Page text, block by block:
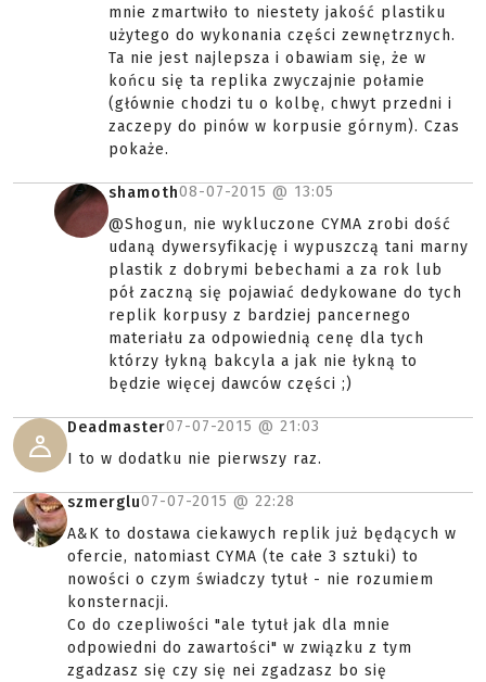
mnie zmartwiło to niestety jakość plastiku
użytego do wykonania części zewnętrznych.
Ta nie jest najlepsza i obawiam się, że w
końcu się ta replika zwyczajnie połamie
(głównie chodzi tu o kolbę, chwyt przedni i
zaczepy do pinów w korpusie górnym). Czas
pokaże.
shamoth08-07-2015 @ 13:05
@Shogun, nie wykluczone CYMA zrobi dość
udaną dywersyfikację i wypuszczą tani marny
plastik z dobrymi bebechami a za rok lub
pół zaczną się pojawiać dedykowane do tych
replik korpusy z bardziej pancernego
materiału za odpowiednią cenę dla tych
którzy łykną bakcyla a jak nie łykną to
będzie więcej dawców części ;)
Deadmaster07-07-2015 @ 21:03
I to w dodatku nie pierwszy raz.
szmerglu07-07-2015 @ 22:28
A&K to dostawa ciekawych replik już będących w
ofercie, natomiast CYMA (te całe 3 sztuki) to
nowości o czym świadczy tytuł - nie rozumiem
konsternacji.
Co do czepliwości "ale tytuł jak dla mnie
odpowiedni do zawartości" w związku z tym
zgadzasz się czy się nei zgadzasz bo się